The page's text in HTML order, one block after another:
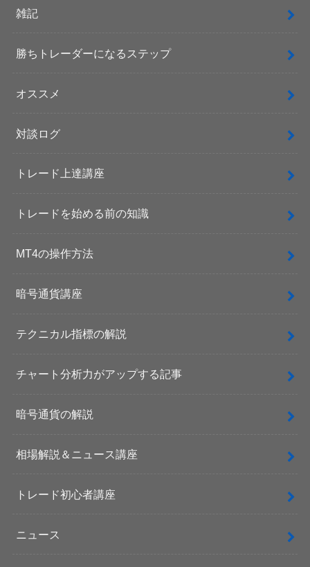
雑記
勝ちトレーダーになるステップ
オススメ
対談ログ
トレード上達講座
トレードを始める前の知識
MT4の操作方法
暗号通貨講座
テクニカル指標の解説
チャート分析力がアップする記事
暗号通貨の解説
相場解説＆ニュース講座
トレード初心者講座
ニュース